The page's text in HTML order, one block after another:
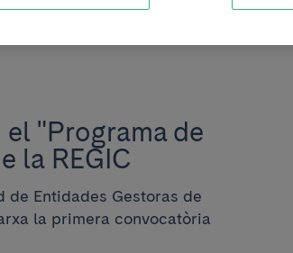
"Programa de
la REGIC
de Entidades Gestoras de
la primera convocatòria